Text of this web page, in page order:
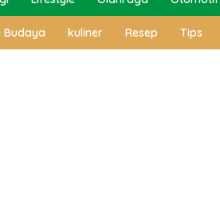
Budaya kuliner Resep Tips